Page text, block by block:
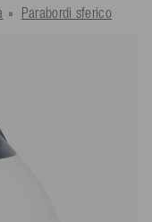
Parabordi sferico